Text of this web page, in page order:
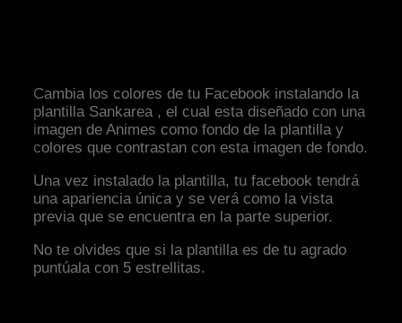
Cambia los colores de tu Facebook instalando la
plantilla Sankarea , el cual esta diseñado con una
imagen de Animes como fondo de la plantilla y
colores que contrastan con esta imagen de fondo.
Una vez instalado la plantilla, tu facebook tendrá
una apariencia única y se verá como la vista
previa que se encuentra en la parte superior.
No te olvides que si la plantilla es de tu agrado
puntúala con 5 estrellitas.